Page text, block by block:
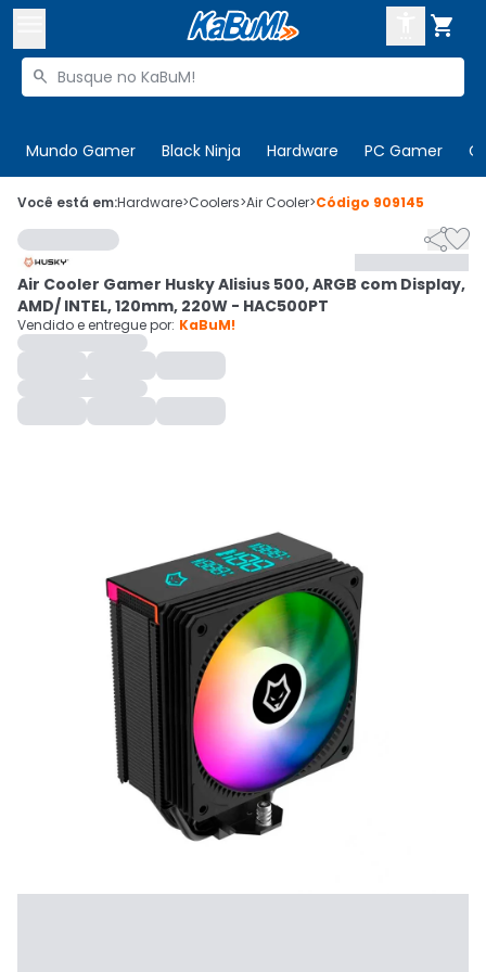

Buscar produtos

Mundo Gamer Black Ninja Hardware PC Gamer
 Olá. Acesse sua conta
 Departamentos
Cupons
Mais Vendidos
Ativar tradutor em libras
CADASTRE-SE
Você está em:Hardware>Coolers>Air Cooler>Código 909145

Air Cooler Gamer Husky Alisius 500, ARGB com Display,
AMD/ INTEL, 120mm, 220W - HAC500PT
Vendido e entregue por: KaBuM!